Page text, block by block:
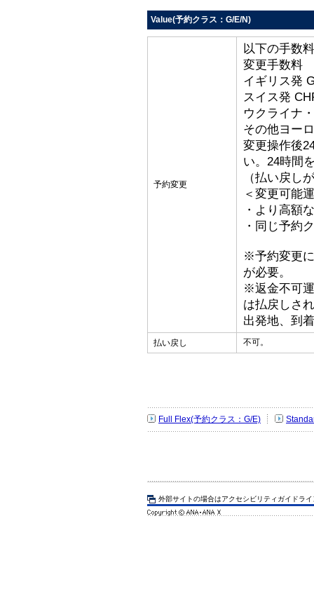
Value(予約クラス：G/E/N)
予約変更
以下の手数
変更手数料
イギリス発
スイス発
ウクライナ
その他ヨー
変更操作後
い。24時間
（払い戻し
＜変更可能
・より高額
・同じ予約
※予約変更
が必要。
※返金不可
は払戻しさ
出発地、到
払い戻し 不可。
Full Flex(予約クラス：G/E)
外部サイトの場合はアクセシビリティガイドラ